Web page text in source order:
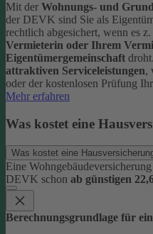
Mit der Wohnungs- und
der DEVK sind Sie als
rechtlich abgesichert, wenn es
Vermieterin oder Ihrem
Eigentümergemeinschaft droht.
attraktiven Serviceleistungen,
oder der kostenlosen Prüfung
Mehr erfahren
Was kostet eine
Was kostet eine
Eine
DEVK schon ab günstigen
Berechnungsgrundlage für